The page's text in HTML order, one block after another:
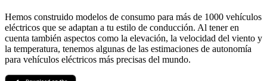
Hemos construido modelos de consumo para más de 1000 vehículos
eléctricos que se adaptan a tu estilo de conducción. Al tener en
cuenta también aspectos como la elevación, la velocidad del viento y
la temperatura, tenemos algunas de las estimaciones de autonomía
para vehículos eléctricos más precisas del mundo.